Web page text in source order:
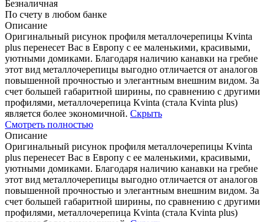
Безналичная
По счету в любом банке
Описание
Оригинальный рисунок профиля металлочерепицы Kvinta
plus перенесет Вас в Европу с ее маленькими, красивыми,
уютными домиками. Благодаря наличию канавки на гребне
этот вид металлочерепицы выгодно отличается от аналогов
повышенной прочностью и элегантным внешним видом. За
счет большей габаритной ширины, по сравнению с другими
профилями, металлочерепица Kvinta (стала Kvinta plus)
является более экономичной. Скрыть
Смотреть полностью
Описание
Оригинальный рисунок профиля металлочерепицы Kvinta
plus перенесет Вас в Европу с ее маленькими, красивыми,
уютными домиками. Благодаря наличию канавки на гребне
этот вид металлочерепицы выгодно отличается от аналогов
повышенной прочностью и элегантным внешним видом. За
счет большей габаритной ширины, по сравнению с другими
профилями, металлочерепица Kvinta (стала Kvinta plus)